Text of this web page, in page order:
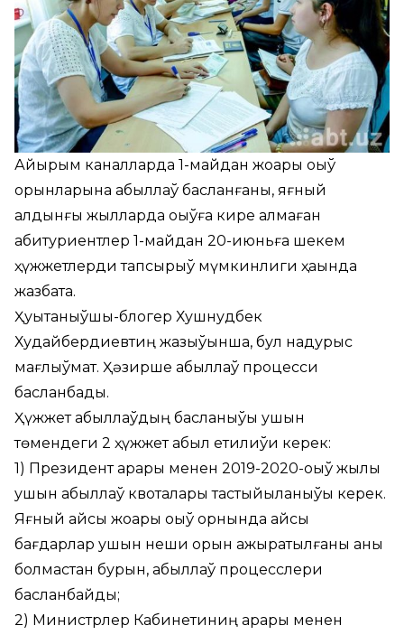
Айырым каналларда 1-майдан жоқары оқыў
орынларына қабыллаў басланғаны, яғный
алдынғы жылларда оқыўға кире алмаған
абитуриентлер 1-майдан 20-июньға шекем
ҳүжжетлерди тапсырыў мүмкинлиги ҳаққында
жазбақта.
Ҳуқықтаныўшы-блогер Хушнудбек
Худайбердиевтиң жазыўынша, бул надурыс
мағлыўмат. Ҳәзирше қабыллаў процесси
басланбады.
Ҳүжжет қабыллаўдың басланыўы ушын
төмендеги 2 ҳүжжет қабыл етилиўи керек:
1) Президент қарары менен 2019-2020-оқыў жылы
ушын қабыллаў квоталары тастыйықланыўы керек.
Яғный қайсы жоқары оқыў орнында қайсы
бағдарлар ушын неши орын ажыратылғаны анық
болмастан бурын, қабыллаў процесслери
басланбайды;
2) Министрлер Кабинетиниң қарары менен